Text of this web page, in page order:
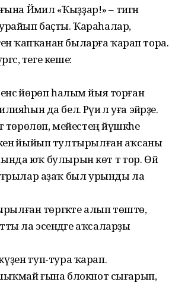
Йәмилә «Ҡыҙҙар!» – тигән
баҫты. Ҡараһалар,
ҡапҡанан быларға ҡарап тора.
теге кеше:
йөрөп һалым йыя торған
да белә. Рәүиә лә уға эйәрҙе.
мейестең йүшкәһе
йыйып тултырылған аҡсаны
юҡ булырын көт тә тор. Өй
аҙаҡ был урынды ла
төргәкте алып төштө,
ла эсендәге аҡсаларҙы
туп-тура ҡарап.
ғына блокнот сығарып,